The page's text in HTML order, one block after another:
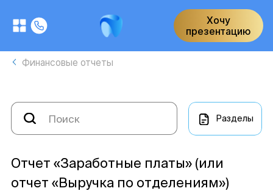
Хочу
презентацию
Финансовые отчеты
Разделы
Отчет «Заработные платы» (или
отчет «Выручка по отделениям»)